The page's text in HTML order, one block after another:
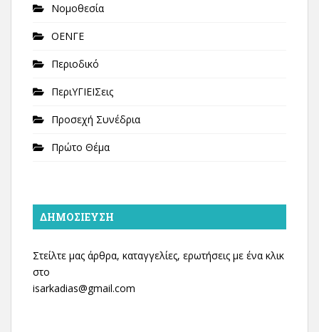
Νομοθεσία
ΟΕΝΓΕ
Περιοδικό
ΠεριΥΓΙΕΙΣεις
Προσεχή Συνέδρια
Πρώτο Θέμα
ΔΗΜΟΣΊΕΥΣΗ
Στείλτε μας άρθρα, καταγγελίες, ερωτήσεις με ένα κλικ
στο
isarkadias@gmail.com